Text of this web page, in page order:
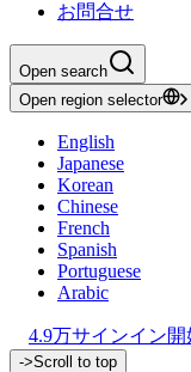
お問合せ
Open search
Open region selector
English
Japanese
Korean
Chinese
French
Spanish
Portuguese
Arabic
4.9万サインイン開
->Scroll to top